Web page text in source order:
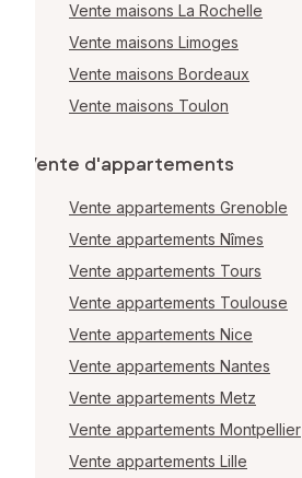
Vente maisons La Rochelle
Vente maisons Limoges
Vente maisons Bordeaux
Vente maisons Toulon
Vente d'appartements
Vente appartements Grenoble
Vente appartements Nîmes
Vente appartements Tours
Vente appartements Toulouse
Vente appartements Nice
Vente appartements Nantes
Vente appartements Metz
Vente appartements Montpellier
Vente appartements Lille